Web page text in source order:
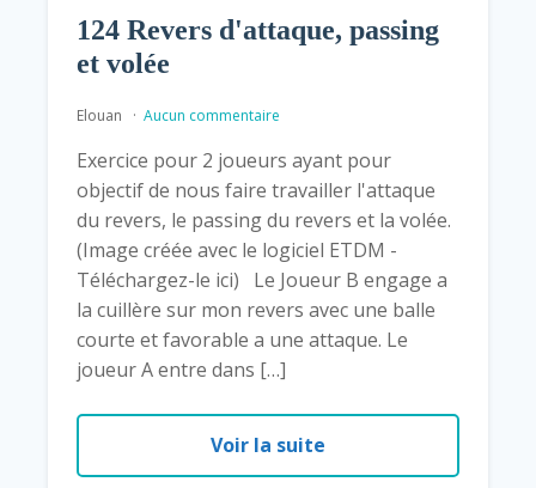
124 Revers d'attaque, passing
et volée
Elouan Aucun commentaire
Exercice pour 2 joueurs ayant pour
objectif de nous faire travailler l'attaque
du revers, le passing du revers et la volée.
(Image créée avec le logiciel ETDM -
Téléchargez-le ici) Le Joueur B engage a
la cuillère sur mon revers avec une balle
courte et favorable a une attaque. Le
joueur A entre dans […]
Voir la suite